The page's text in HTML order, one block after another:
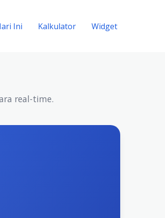
Ini Kalkulator Widget
real-time.